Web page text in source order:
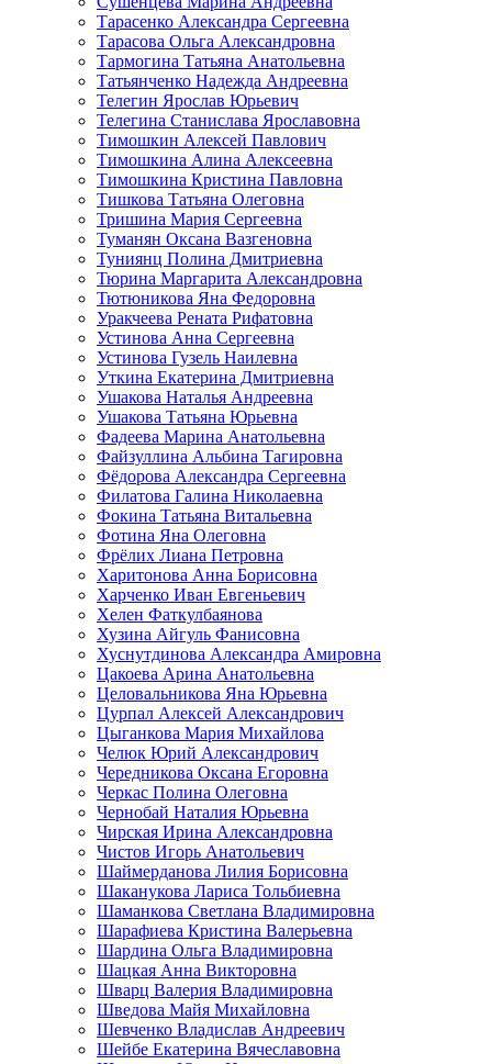
Тарасенко Александра Сергеевна
Тарасова Ольга Александровна
Тармогина Татьяна Анатольевна
Татьянченко Надежда Андреевна
Телегин Ярослав Юрьевич
Телегина Станислава Ярославовна
Тимошкин Алексей Павлович
Тимошкина Алина Алексеевна
Тимошкина Кристина Павловна
Тишкова Татьяна Олеговна
Тришина Мария Сергеевна
Туманян Оксана Вазгеновна
Туниянц Полина Дмитриевна
Тюрина Маргарита Александровна
Тютюникова Яна Федоровна
Уракчеева Рената Рифатовна
Устинова Анна Сергеевна
Устинова Гузель Наилевна
Уткина Екатерина Дмитриевна
Ушакова Наталья Андреевна
Ушакова Татьяна Юрьевна
Фадеева Марина Анатольевна
Файзуллина Альбина Тагировна
Фёдорова Александра Сергеевна
Филатова Галина Николаевна
Фокина Татьяна Витальевна
Фотина Яна Олеговна
Фрёлих Лиана Петровна
Харитонова Анна Борисовна
Харченко Иван Евгеньевич
Хелен Фаткулбаянова
Хузина Айгуль Фанисовна
Хуснутдинова Александра Амировна
Цакоева Арина Анатольевна
Целовальникова Яна Юрьевна
Цурпал Алексей Александрович
Цыганкова Мария Михайлова
Челюк Юрий Александрович
Чередникова Оксана Егоровна
Черкас Полина Олеговна
Чернобай Наталия Юрьевна
Чирская Ирина Александровна
Чистов Игорь Анатольевич
Шаймерданова Лилия Борисовна
Шаканукова Лариса Тольбиевна
Шаманкова Светлана Владимировна
Шарафиева Кристина Валерьевна
Шардина Ольга Владимировна
Шацкая Анна Викторовна
Шварц Валерия Владимировна
Шведова Майя Михайловна
Шевченко Владислав Андреевич
Шейбе Екатерина Вячеславовна